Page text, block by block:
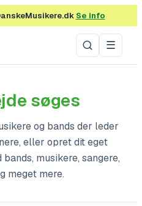
Se info
☰
søges
og bands der leder
eller opret dit eget
musikere, sangere,
meget mere.